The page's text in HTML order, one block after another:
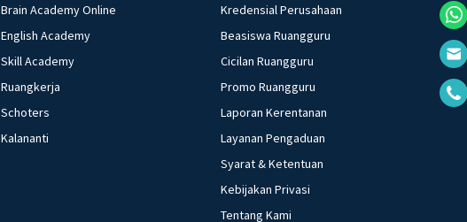
Brain Academy Online
English Academy
Skill Academy
Ruangkerja
Schoters
Kalananti
Kredensial Perusahaan
Beasiswa Ruangguru
Cicilan Ruangguru
Promo Ruangguru
Laporan Kerentanan
Layanan Pengaduan
Syarat & Ketentuan
Kebijakan Privasi
Tentang Kami